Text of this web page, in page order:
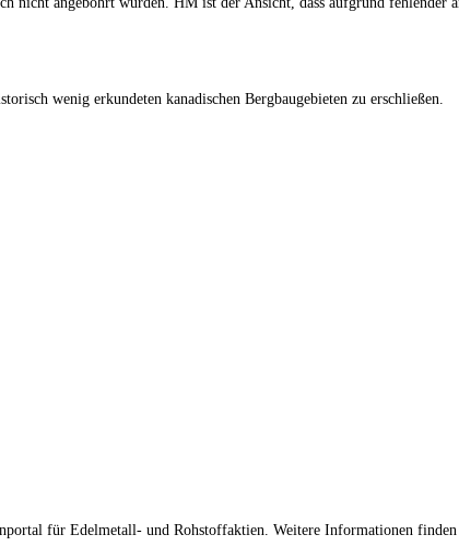
wenig erkundeten kanadischen Bergbaugebieten zu erschließen.
für Edelmetall- und Rohstoffaktien. Weitere Informationen